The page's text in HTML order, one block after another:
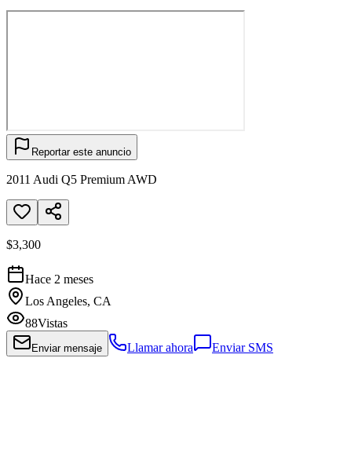
Reportar este anuncio
2011 Audi Q5 Premium AWD
$3,300
Hace 2 meses
Los Angeles, CA
88Vistas
Enviar mensaje Llamar ahora Enviar SMS